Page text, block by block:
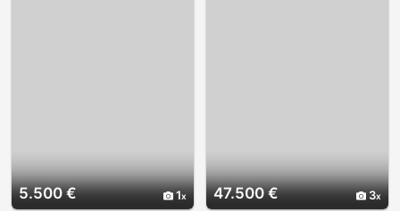
5.500 € 1 47.500 € 3